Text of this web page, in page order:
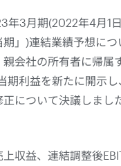
年3月期(2022年4月1
」)連結業績予想につ
会社の所有者に帰属
期利益を新たに開示し
について決議しまし
収益、連結調整後